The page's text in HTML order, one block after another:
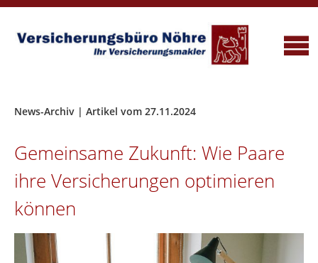
News-Archiv | Artikel vom 27.11.2024
Gemeinsame Zukunft: Wie Paare
ihre Versicherungen optimieren
können